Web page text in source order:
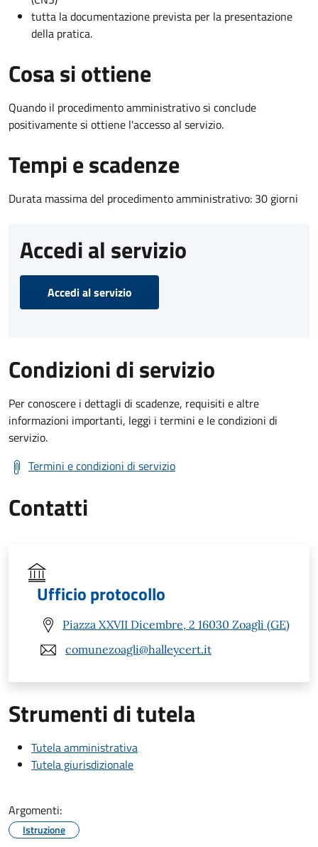
tutta la documentazione prevista per la presentazione
della pratica.
Cosa si ottiene
Quando il procedimento amministrativo si conclude
positivamente si ottiene l'accesso al servizio.
Tempi e scadenze
Durata massima del procedimento amministrativo: 30 giorni
Accedi al servizio
Accedi al servizio
Condizioni di servizio
Per conoscere i dettagli di scadenze, requisiti e altre
informazioni importanti, leggi i termini e le condizioni di
servizio.
Termini e condizioni di servizio
Contatti
Ufficio protocollo
Piazza XXVII Dicembre, 2 16030 Zoagli (GE)
comunezoagli@halleycert.it
Strumenti di tutela
Tutela amministrativa
Tutela giurisdizionale
Argomenti:
Istruzione